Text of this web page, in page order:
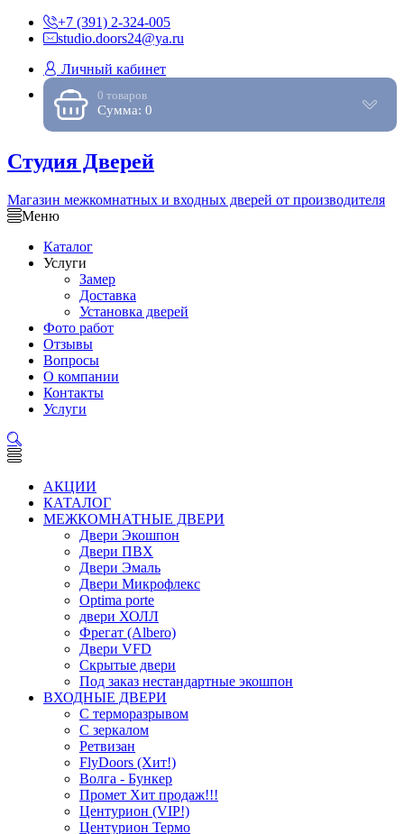
+7 (391) 2-324-005
studio.doors24@ya.ru
Личный кабинет
0 товаров
Сумма: 0
Студия Дверей
Магазин межкомнатных и входных дверей от производителя
Меню
Каталог
Услуги
Замер
Доставка
Установка дверей
Фото работ
Отзывы
Вопросы
О компании
Контакты
Услуги
АКЦИИ
КАТАЛОГ
МЕЖКОМНАТНЫЕ ДВЕРИ
Двери Экошпон
Двери ПВХ
Двери Эмаль
Двери Микрофлекс
Optima porte
двери ХОЛЛ
Фрегат (Albero)
Двери VFD
Скрытые двери
Под заказ нестандартные экошпон
ВХОДНЫЕ ДВЕРИ
С терморазрывом
С зеркалом
Ретвизан
FlyDoors (Хит!)
Волга - Бункер
Промет Хит продаж!!!
Центурион (VIP!)
Центурион Термо